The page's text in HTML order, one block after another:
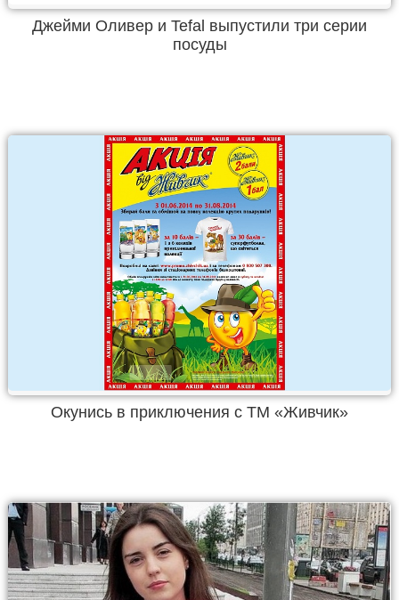
Джейми Оливер и Tefal выпустили три серии
посуды
Окунись в приключения с ТМ «Живчик»